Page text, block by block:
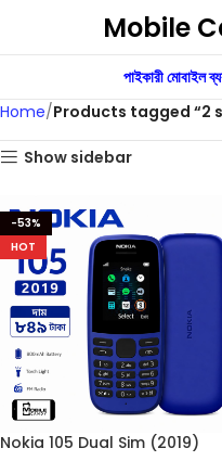
Mobile
পাইকারী মোবাইল
Home Products tagged “2
Show sidebar
-53%
HOT
Nokia 105 Dual Sim (2019)